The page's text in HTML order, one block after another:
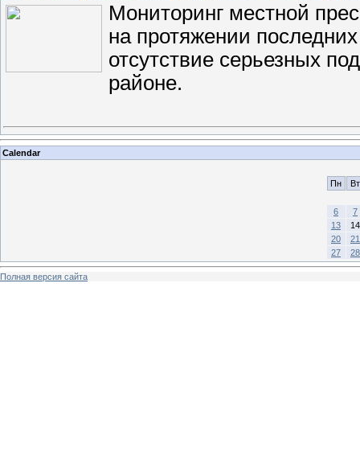
Мониторинг местной
на протяжении
отсутствие серьезных
районе.
Calendar
Пн Вт
6
7
13
14
20
21
27
28
Полная версия сайта